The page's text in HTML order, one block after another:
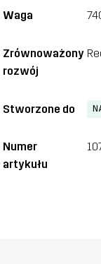
Waga
Zrównoważony
rozwój
Stworzone do
Numer
artykułu